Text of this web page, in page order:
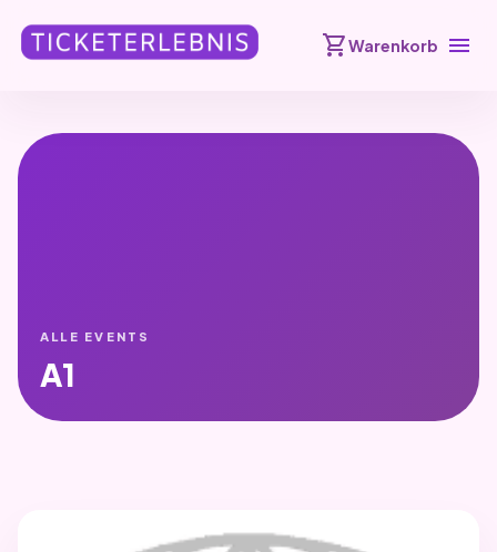
shopping_cartWarenkorb menu
ALLE EVENTS
A1